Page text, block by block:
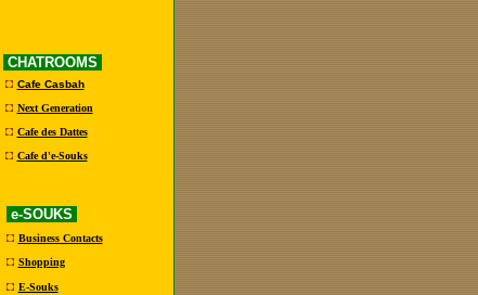
CHATROOMS
Cafe Casbah
Next Generation
Cafe des Dattes
Cafe d'e-Souks
e-SOUKS
Business Contacts
Shopping
E-Souks